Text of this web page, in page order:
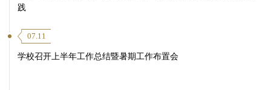
践
07.11
学校召开上半年工作总结暨暑期工作布置会